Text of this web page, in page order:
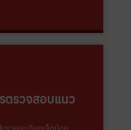
ตรวจสอบแนว